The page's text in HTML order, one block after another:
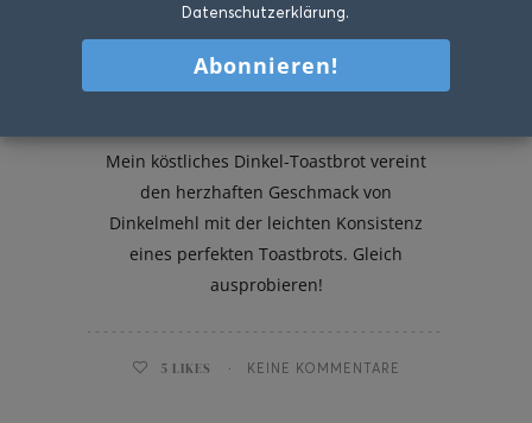
Mein köstliches Dinkel-Toastbrot vereint
den herzhaften Geschmack von
Dinkelmehl mit der leichten Konsistenz
eines perfekten Toastbrots. Gleich
ausprobieren!
5 LIKES KEINE KOMMENTARE
Datenschutzerklärung.